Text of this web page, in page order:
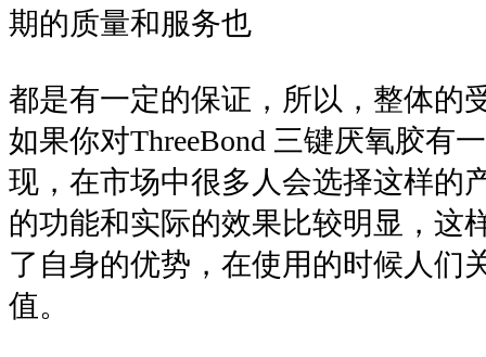
期的质量和服务也
都是有一定的保证，所以，整体的
如果你对ThreeBond 三键厌氧胶有
现，在市场中很多人会选择这样的
的功能和实际的效果比较明显，这
了自身的优势，在使用的时候人们
值。